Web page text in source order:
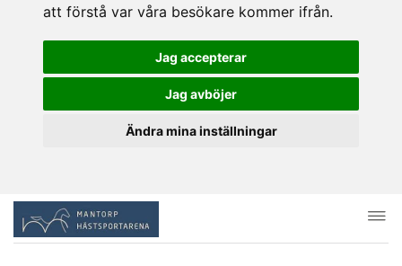
att förstå var våra besökare kommer ifrån.
Jag accepterar
Jag avböjer
Ändra mina inställningar